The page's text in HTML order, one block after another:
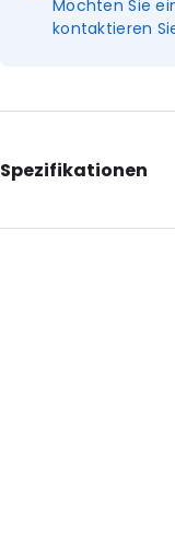
Möchten Sie
kontaktieren
Spezifikationen
Internal Length: 170